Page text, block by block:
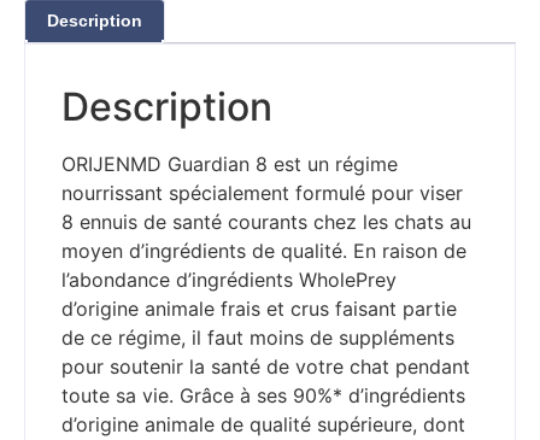
Description
Description
ORIJENMD Guardian 8 est un régime
nourrissant spécialement formulé pour viser
8 ennuis de santé courants chez les chats au
moyen d’ingrédients de qualité. En raison de
l’abondance d’ingrédients WholePrey
d’origine animale frais et crus faisant partie
de ce régime, il faut moins de suppléments
pour soutenir la santé de votre chat pendant
toute sa vie. Grâce à ses 90%* d’ingrédients
d’origine animale de qualité supérieure, dont